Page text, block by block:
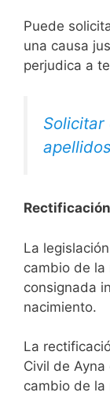
Puede
una causa
perjudica a
apellidos
La
cambio de la
consignada
nacimiento.
La
Civil de
cambio de la